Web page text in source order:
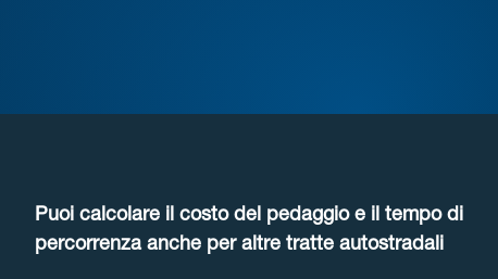
Puoi calcolare il costo del pedaggio e il tempo di
percorrenza anche per altre tratte autostradali